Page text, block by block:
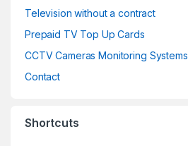
Television without a contract
Prepaid TV Top Up Cards
CCTV Cameras Monitoring Systems
Contact
Shortcuts